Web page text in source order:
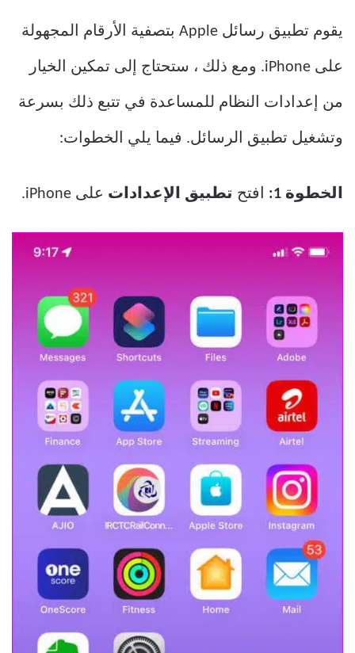
يقوم تطبيق رسائل Apple بتصفية الأرقام المجهولة
على iPhone. ومع ذلك ، ستحتاج إلى تمكين الخيار
من إعدادات النظام للمساعدة في تتبع ذلك بسرعة
وتشغيل تطبيق الرسائل. فيما يلي الخطوات:
الخطوة 1: افتح تطبيق الإعدادات على iPhone.